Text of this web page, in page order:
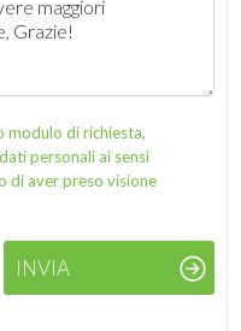
modulo di richiesta,
personali ai sensi
di aver preso visione
INVIA